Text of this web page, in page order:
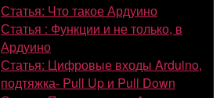
Статья: Что такое Ардуино
Статья : Функции и не только, в
Ардуино
Статья: Цифровые входы Arduino,
подтяжка- Pull Up и Pull Down